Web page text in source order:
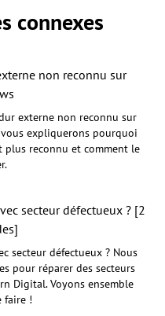
connexes
non reconnu sur
externe non reconnu sur
expliquerons pourquoi
plus reconnu et comment le
secteur défectueux ? [2
secteur défectueux ? Nous
pour réparer des secteurs
Digital. Voyons ensemble
faire !